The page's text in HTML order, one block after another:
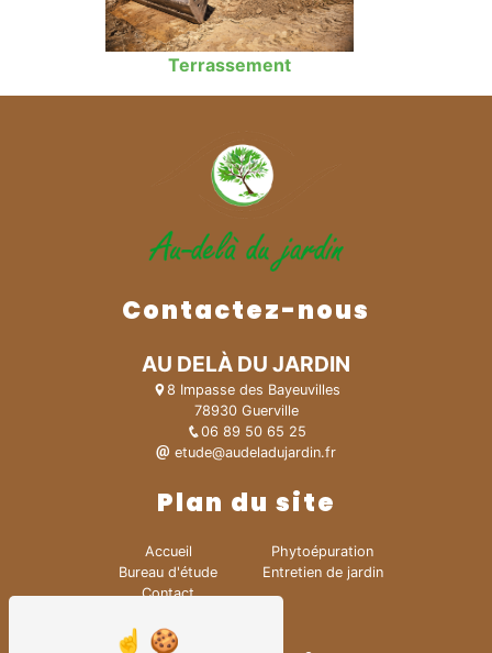
Terrassement
Contactez-nous
AU DELÀ DU JARDIN
8 Impasse des Bayeuvilles
78930 Guerville
06 89 50 65 25
etude@audeladujardin.fr
Plan du site
Accueil
Bureau d'étude
Contact
Phytoépuration
Entretien de jardin